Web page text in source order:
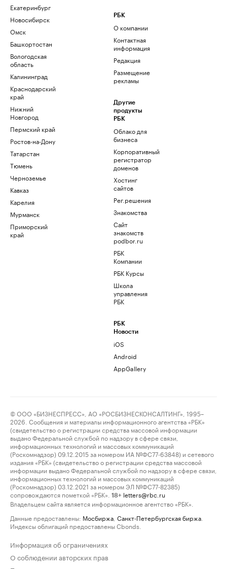
Екатеринбург
Новосибирск
Омск
Башкортостан
Вологодская
область
Калининград
Краснодарский
край
Нижний
Новгород
Пермский край
Ростов-на-Дону
Татарстан
Тюмень
Черноземье
Кавказ
Карелия
Мурманск
Приморский
край
РБК
О компании
Контактная
информация
Редакция
Размещение
рекламы
Другие
продукты
РБК
Облако для
бизнеса
Корпоративный
регистратор
доменов
Хостинг
сайтов
Рег.решения
Знакомства
Сайт
знакомств
podbor.ru
РБК
Компании
РБК Курсы
Школа
управления
РБК
РБК
Новости
iOS
Android
AppGallery
© ООО «БИЗНЕСПРЕСС», АО «РОСБИЗНЕСКОНСАЛТИНГ», 1995–
2026. Сообщения и материалы информационного агентства «РБК»
(свидетельство о регистрации средства массовой информации
выдано Федеральной службой по надзору в сфере связи,
информационных технологий и массовых коммуникаций
(Роскомнадзор) 09.12.2015 за номером ИА №ФС77-63848) и сетевого
издания «РБК» (свидетельство о регистрации средства массовой
информации выдано Федеральной службой по надзору в сфере связи,
информационных технологий и массовых коммуникаций
(Роскомнадзор) 03.12.2021 за номером ЭЛ №ФС77-82385)
сопровождаются пометкой «РБК».
18+ letters@rbc.ru
Владельцем сайта является информационное агентство «РБК».
Данные предоставлены: Мосбиржа Санкт-Петербургская биржа
Индексы облигаций предоставлены Cbonds.
Информация об ограничениях
О соблюдении авторских прав